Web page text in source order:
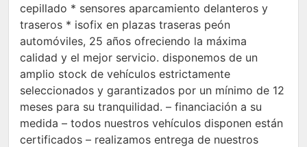
cepillado * sensores aparcamiento delanteros y
traseros * isofix en plazas traseras peón
automóviles, 25 años ofreciendo la máxima
calidad y el mejor servicio. disponemos de un
amplio stock de vehículos estrictamente
seleccionados y garantizados por un mínimo de 12
meses para su tranquilidad. – financiación a su
medida – todos nuestros vehículos disponen están
certificados – realizamos entrega de nuestros